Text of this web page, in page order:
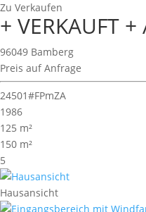
Zu Verkaufen
+ VERKAUFT
96049 Bamberg
Preis auf Anfrage
24501#FPmZA
1986
125 m²
150 m²
5
Hausansicht